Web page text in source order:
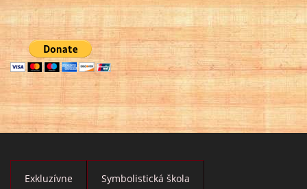
Exkluzívne Symbolistická škola